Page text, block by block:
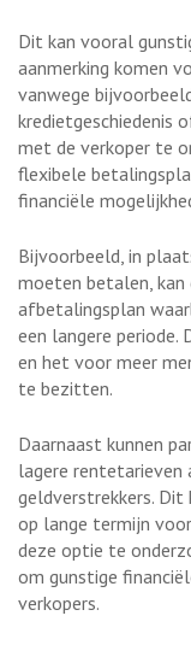
Dit kan vooral
aanmerking komen
vanwege
kredietgeschiedenis
met de verkoper te
flexibele
financiële
Bijvoorbeeld, in
moeten betalen, kan
afbetalingsplan
een langere periode.
en het voor meer
te bezitten.
Daarnaast kunnen
lagere rentetarieven
geldverstrekkers. Dit
op lange termijn
deze optie te
om gunstige
verkopers.